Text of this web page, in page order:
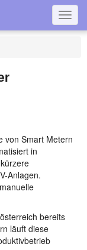
von Smart Metern
in
Anlagen.
bereits
läuft diese